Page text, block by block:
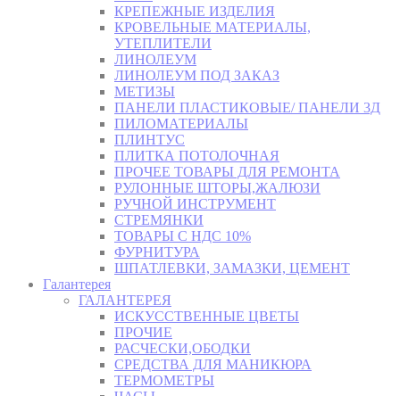
КРЕПЕЖНЫЕ ИЗДЕЛИЯ
КРОВЕЛЬНЫЕ МАТЕРИАЛЫ,
УТЕПЛИТЕЛИ
ЛИНОЛЕУМ
ЛИНОЛЕУМ ПОД ЗАКАЗ
МЕТИЗЫ
ПАНЕЛИ ПЛАСТИКОВЫЕ/ ПАНЕЛИ 3Д
ПИЛОМАТЕРИАЛЫ
ПЛИНТУС
ПЛИТКА ПОТОЛОЧНАЯ
ПРОЧЕЕ ТОВАРЫ ДЛЯ РЕМОНТА
РУЛОННЫЕ ШТОРЫ,ЖАЛЮЗИ
РУЧНОЙ ИНСТРУМЕНТ
СТРЕМЯНКИ
ТОВАРЫ С НДС 10%
ФУРНИТУРА
ШПАТЛЕВКИ, ЗАМАЗКИ, ЦЕМЕНТ
Галантерея
ГАЛАНТЕРЕЯ
ИСКУССТВЕННЫЕ ЦВЕТЫ
ПРОЧИЕ
РАСЧЕСКИ,ОБОДКИ
СРЕДСТВА ДЛЯ МАНИКЮРА
ТЕРМОМЕТРЫ